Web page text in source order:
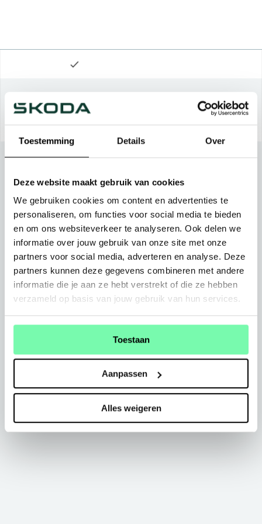
Toestemming Details Over
Deze website maakt gebruik van cookies
We gebruiken cookies om content en advertenties te
personaliseren, om functies voor social media te bieden
en om ons websiteverkeer te analyseren. Ook delen we
informatie over jouw gebruik van onze site met onze
partners voor social media, adverteren en analyse. Deze
partners kunnen deze gegevens combineren met andere
informatie die je aan ze hebt verstrekt of die ze hebben
verzameld op basis van jouw gebruik van hun services.
Toestaan
Aanpassen
Alles weigeren